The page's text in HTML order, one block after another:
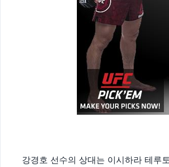
강경호 선수의 상대는 이시하라 테루